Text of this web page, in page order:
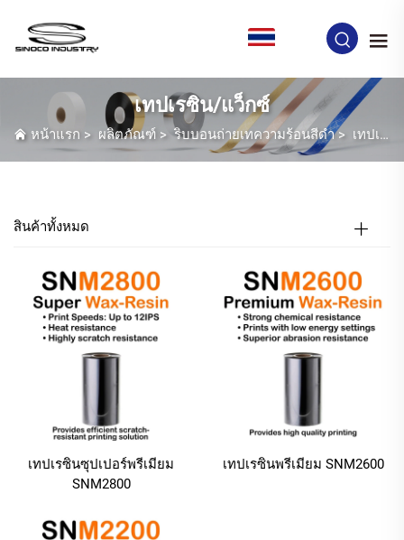
เทปเรซิน/แว็กซ์
หน้าแรก > ผลิตภัณฑ์ >ริบบอนถ่ายเทความร้อนสีดำ> เทปเรซิน/แว็กซ์
สินค้าทั้งหมด
เทปเรซินซุปเปอร์พรีเมียม
SNM2800
เทปเรซินพรีเมียม SNM2600